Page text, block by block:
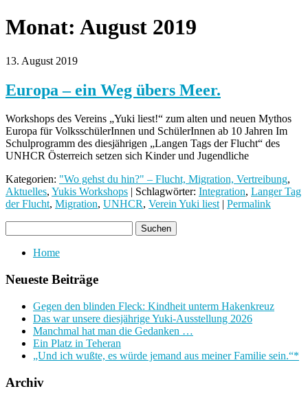
Monat: August 2019
13. August 2019
Europa – ein Weg übers Meer.
Workshops des Vereins „Yuki liest!“ zum alten und neuen Mythos
Europa für VolksschülerInnen und SchülerInnen ab 10 Jahren Im
Schulprogramm des diesjährigen „Langen Tags der Flucht“ des
UNHCR Österreich setzen sich Kinder und Jugendliche
Kategorien: "Wo gehst du hin?" – Flucht, Migration, Vertreibung,
Aktuelles, Yukis Workshops | Schlagwörter: Integration, Langer Tag
der Flucht, Migration, UNHCR, Verein Yuki liest| Permalink
Home
Neueste Beiträge
Gegen den blinden Fleck: Kindheit unterm Hakenkreuz
Das war unsere diesjährige Yuki-Ausstellung 2026
Manchmal hat man die Gedanken …
Ein Platz in Teheran
„Und ich wußte, es würde jemand aus meiner Familie sein.“*
Archiv